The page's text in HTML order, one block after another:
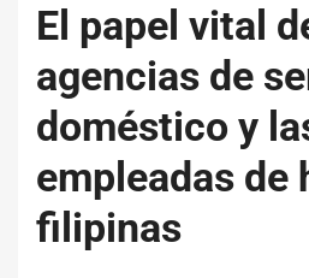
El papel vital
agencias de
doméstico y
empleadas de
filipinas